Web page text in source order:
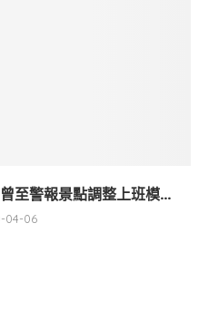
至警報景點調整上班模...
04-06